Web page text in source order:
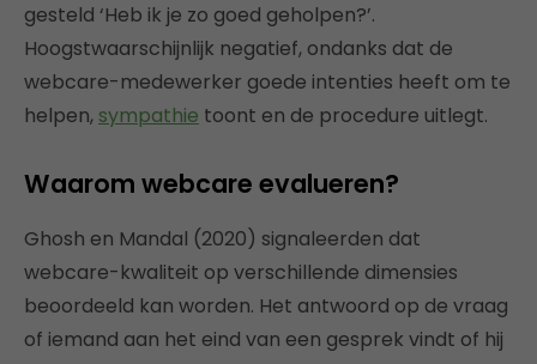
gesteld ‘Heb ik je zo goed geholpen?’.
Hoogstwaarschijnlijk negatief, ondanks dat de
webcare-medewerker goede intenties heeft om te
helpen, sympathie toont en de procedure uitlegt.
Waarom webcare evalueren?
Ghosh en Mandal (2020) signaleerden dat
webcare-kwaliteit op verschillende dimensies
beoordeeld kan worden. Het antwoord op de vraag
of iemand aan het eind van een gesprek vindt of hij